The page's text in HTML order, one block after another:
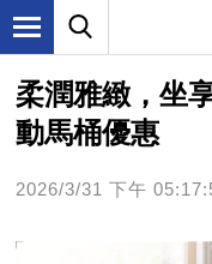
柔潤雅緻，坐
動馬桶優惠
2026/3/31 下午